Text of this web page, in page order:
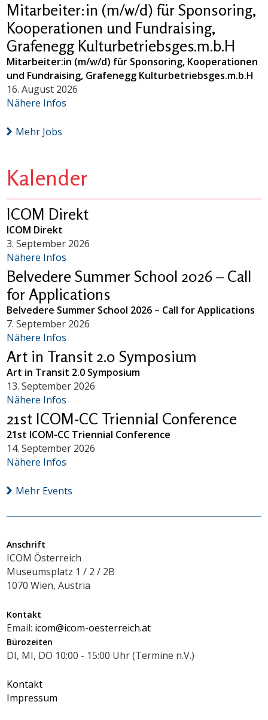
Mitarbeiter:in (m/w/d) für Sponsoring,
Kooperationen und Fundraising,
Grafenegg Kulturbetriebsges.m.b.H
Mitarbeiter:in (m/w/d) für Sponsoring, Kooperationen
und Fundraising, Grafenegg Kulturbetriebsges.m.b.H
16. August 2026
Nähere Infos
Mehr Jobs
Kalender
ICOM Direkt
ICOM Direkt
3. September 2026
Nähere Infos
Belvedere Summer School 2026 – Call
for Applications
Belvedere Summer School 2026 – Call for Applications
7. September 2026
Nähere Infos
Art in Transit 2.0 Symposium
Art in Transit 2.0 Symposium
13. September 2026
Nähere Infos
21st ICOM-CC Triennial Conference
21st ICOM-CC Triennial Conference
14. September 2026
Nähere Infos
Mehr Events
Anschrift
ICOM Österreich
Museumsplatz 1 / 2 / 2B
1070 Wien, Austria
Kontakt
Email: icom@icom-oesterreich.at
Bürozeiten
DI, MI, DO 10:00 - 15:00 Uhr (Termine n.V.)
Kontakt
Impressum